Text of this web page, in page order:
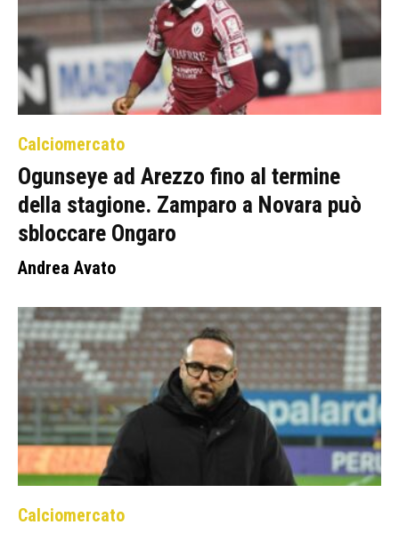
Calciomercato
Ogunseye ad Arezzo fino al termine
della stagione. Zamparo a Novara può
sbloccare Ongaro
Andrea Avato
Calciomercato